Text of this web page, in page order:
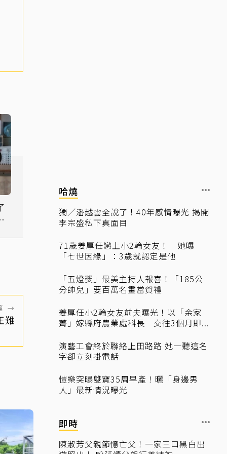
→
難
哈燒
獨／潘越雲全說了！40年感情曝光 揭開
李宗盛私下真面目
71歲姜厚任戀上小2輪女友！ 她曝
「七世因緣」：3歲就認定是他
「五燈獎」最美主持人報喜！「185公
分帥兒」要百萬名畫當賀禮
姜厚任小2輪女友前夫曝光！以「余家
菁」嫁縣府農業處科長 交往3個月即...
演藝工會終於聯絡上田路路 她一聽這名
字卻立刻掛電話
愷樂突曝雙寶35周早產！曬「身邊男
人」最新情況曝光
即時
陳淑芳父親節憶亡父！一家三口黑白出